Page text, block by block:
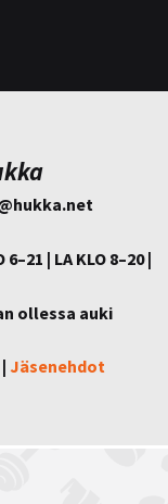
hukka.net
| LA KLO 8–20 |
ollessa auki
| Jäsenehdot